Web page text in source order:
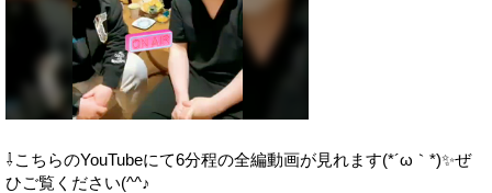
⇩こちらのYouTubeにて6分程の全編動画が見れます(*´ω｀*)✨ぜ
ひご覧ください(^^♪